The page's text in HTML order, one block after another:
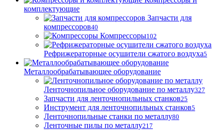
комплектующие
Запчасти для
компрессоров40
Компрессоры102
Рефрижераторные осушители сжатого воздуха5
Металлообрабатывающее оборудование
Ленточнопильное оборудование по металлу327
Запчасти для ленточнопильных станков25
Инструмент для ленточнопильных станков5
Ленточнопильные станки по металлу80
Ленточные пилы по металлу217